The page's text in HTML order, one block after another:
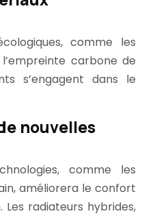
comme les
carbone de
s’engagent dans le
nouvelles
comme les
améliorera le confort
radiateurs hybrides,